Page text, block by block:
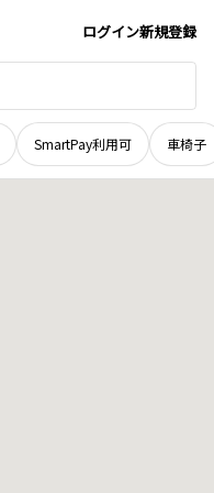
ログイン新規登録
SmartPay利用可 車椅子